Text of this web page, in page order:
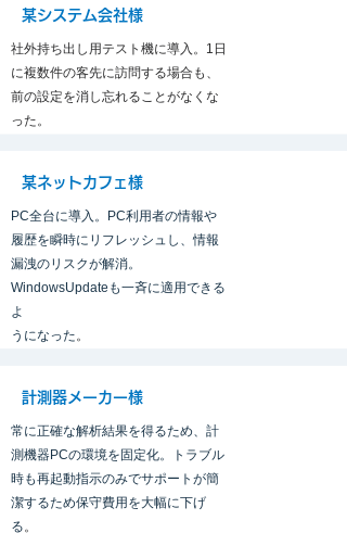
某システム会社様
社外持ち出し用テスト機に導入。1日
に複数件の客先に訪問する場合も、
前の設定を消し忘れることがなくな
った。
某ネットカフェ様
PC全台に導入。PC利用者の情報や
履歴を瞬時にリフレッシュし、情報
漏洩のリスクが解消。
WindowsUpdateも一斉に適用できる
よ
うになった。
計測器メーカー様
常に正確な解析結果を得るため、計
測機器PCの環境を固定化。トラブル
時も再起動指示のみでサポートが簡
潔するため保守費用を大幅に下げ
る。